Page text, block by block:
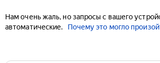
Нам очень жаль, но запросы с вашего
автоматические.
Почему это могло